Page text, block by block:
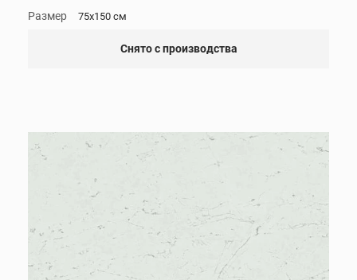
Размер 75x150 см
Снято с производства